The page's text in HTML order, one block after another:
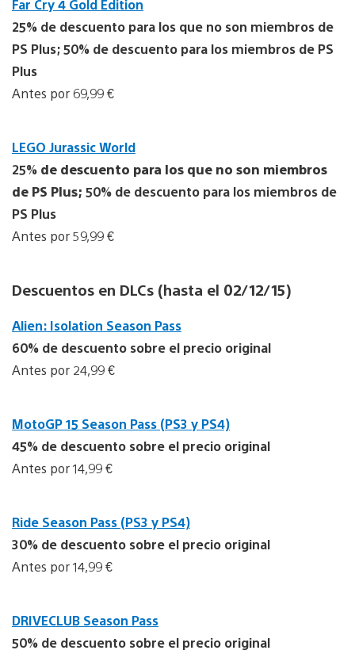
Far Cry 4 Gold Edition
25% de descuento para los que no son miembros de
PS Plus; 50% de descuento para los miembros de PS
Plus
Antes por 69,99 €
LEGO Jurassic World
25% de descuento para los que no son miembros
de PS Plus; 50% de descuento para los miembros de
PS Plus
Antes por 59,99 €
Descuentos en DLCs (hasta el 02/12/15)
Alien: Isolation Season Pass
60% de descuento sobre el precio original
Antes por 24,99 €
MotoGP 15 Season Pass (PS3 y PS4)
45% de descuento sobre el precio original
Antes por 14,99 €
Ride Season Pass (PS3 y PS4)
30% de descuento sobre el precio original
Antes por 14,99 €
DRIVECLUB Season Pass
50% de descuento sobre el precio original